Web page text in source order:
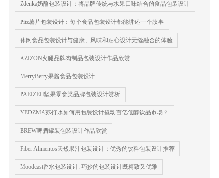
Zdenka奶酪包装设计：将品牌传统与水果口味结合的食品包装设计
Pitz薯片包装设计：每个食品包装设计都能讲述一个故事
休闲食品包装设计与健康、风味和贴心设计无缝融合的体验
AZIZON火腿品牌肉制品包装设计作品欣赏
MerryBerry果酱食品包装设计
PAEIZEH坚果零食类品牌包装设计赏析
VEDZMA苏打水如何用包装设计撬动百亿低醇饮品市场？
BREW啤酒罐装包装设计作品欣赏
Fiber Alimentos天然果汁包装设计：优秀的饮料包装设计推荐
Moodcast香水包装设计: 巧妙的包装设计既精致又优雅